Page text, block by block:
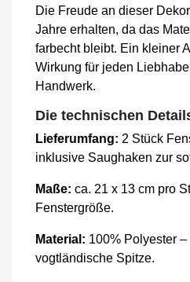
Die Freude an dieser
Jahre erhalten, da das
farbecht bleibt. Ein kleiner
Wirkung für jeden
Handwerk.
Die technischen
Lieferumfang: 2 Stück
inklusive Saughaken zur
Maße: ca. 21 x 13 cm pro
Fenstergröße.
Material: 100% Polyester
vogtländische Spitze.